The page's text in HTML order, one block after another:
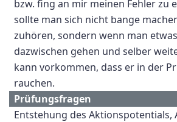
bzw. fing an mir meinen Fehler zu
sollte man sich nicht bange
zuhören, sondern wenn man
dazwischen gehen und selber
kann vorkommen, dass er in der
rauchen.
Prüfungsfragen
Entstehung des Aktionspotentials,